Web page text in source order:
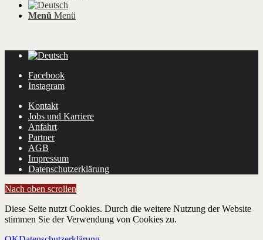
Menü Menü
Facebook
Instagram
Kontakt
Jobs und Karriere
Anfahrt
Partner
AGB
Impressum
Datenschutzerklärung
Nach oben scrollen
Diese Seite nutzt Cookies. Durch die weitere Nutzung der Website
stimmen Sie der Verwendung von Cookies zu.